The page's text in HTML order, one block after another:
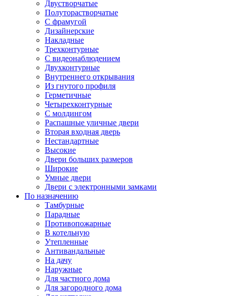
Двустворчатые
Полуторастворчатые
С фрамугой
Дизайнерские
Накладные
Трехконтурные
С видеонаблюдением
Двухконтурные
Внутреннего открывания
Из гнутого профиля
Герметичные
Четырехконтурные
С молдингом
Распашные уличные двери
Вторая входная дверь
Нестандартные
Высокие
Двери больших размеров
Широкие
Умные двери
Двери с электронными замками
По назначению
Тамбурные
Парадные
Противопожарные
В котельную
Утепленные
Антивандальные
На дачу
Наружные
Для частного дома
Для загородного дома